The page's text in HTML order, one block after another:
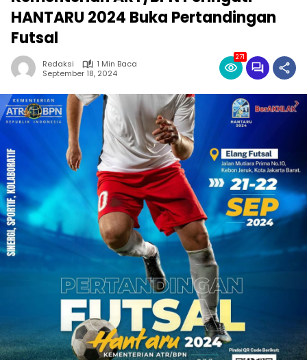
HANTARU 2024 Buka Pertandingan
Futsal
Redaksi
1 Min Baca
September 18, 2024
271